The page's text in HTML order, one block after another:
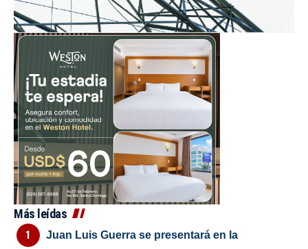
Más leídas
Juan Luis Guerra se presentará en la